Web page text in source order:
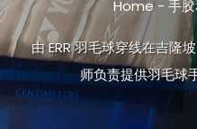
Home- 手
由 ERR 羽毛球穿线在吉隆
师负责提供羽毛球